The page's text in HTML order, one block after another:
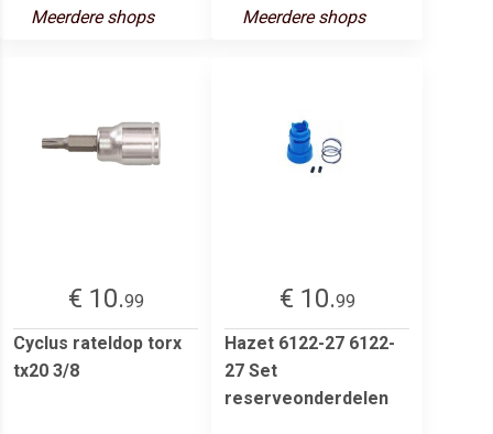
Meerdere shops Meerdere shops
€ 10.99
Cyclus rateldop torx
tx20 3/8
€ 10.99
Hazet 6122-27 6122-
27 Set
reserveonderdelen